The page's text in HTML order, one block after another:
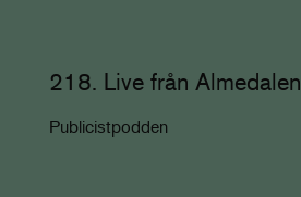
218. Live från Almedalen
Publicistpodden